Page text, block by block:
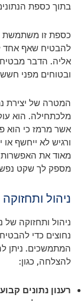
בתוך כספת
כספת זו משתמשת
להבטיח שאף אחד
אליה. הדבר מבטיח
ובטוחים מפני
המטרה של יצירת
מלכתחילה. הוא
אשר מרמז כי הוא
ורגיש לא ייחשף
מאוד את האפשרות
מספק לך שקט
ניהול
ניהול ותחזוקה של
נחוצים כדי
המתמשכים. ניתן
להצלחה, כגון:
רענון נתונים